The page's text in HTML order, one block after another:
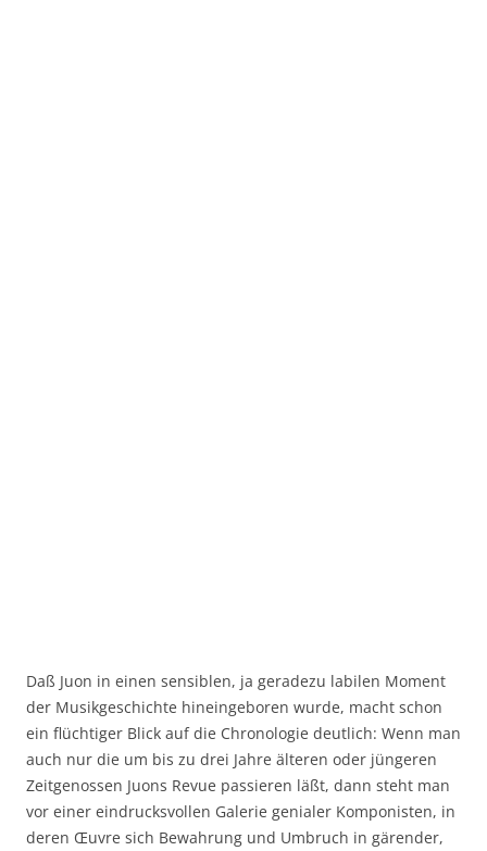
Daß Juon in einen sensiblen, ja geradezu labilen Moment
der Musikgeschichte hineingeboren wurde, macht schon
ein flüchtiger Blick auf die Chronologie deutlich: Wenn man
auch nur die um bis zu drei Jahre älteren oder jüngeren
Zeitgenossen Juons Revue passieren läßt, dann steht man
vor einer eindrucksvollen Galerie genialer Komponisten, in
deren Œuvre sich Bewahrung und Umbruch in gärender,